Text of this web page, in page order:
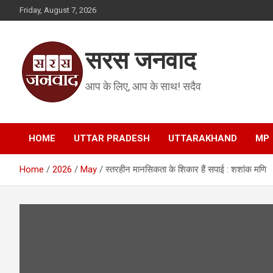
to
Friday, August 7, 2026
सरस जनवाद
आप के लिए, आप के साथ! सदैव
HOME UTTAR PRADESH UTTARAKHAND MP
Home 2026 May स्तरहीन मानसिकता के शिकार हैं सपाई : शशांक मणि